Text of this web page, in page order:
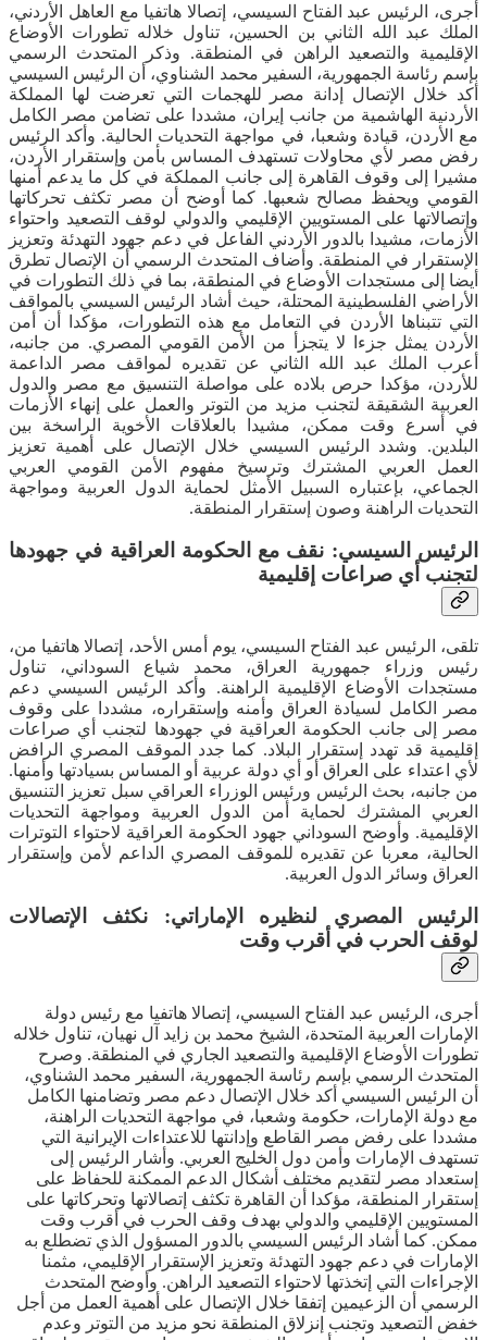
أجرى، الرئيس عبد الفتاح السيسي، إتصالا هاتفيا مع العاهل الأردني،
الملك عبد الله الثاني بن الحسين، تناول خلاله تطورات الأوضاع
الإقليمية والتصعيد الراهن في المنطقة. وذكر المتحدث الرسمي
بإسم رئاسة الجمهورية، السفير محمد الشناوي، أن الرئيس السيسي
أكد خلال الإتصال إدانة مصر للهجمات التي تعرضت لها المملكة
الأردنية الهاشمية من جانب إيران، مشددا على تضامن مصر الكامل
مع الأردن، قيادة وشعبا، في مواجهة التحديات الحالية. وأكد الرئيس
رفض مصر لأي محاولات تستهدف المساس بأمن وإستقرار الأردن،
مشيرا إلى وقوف القاهرة إلى جانب المملكة في كل ما يدعم أمنها
القومي ويحفظ مصالح شعبها. كما أوضح أن مصر تكثف تحركاتها
وإتصالاتها على المستويين الإقليمي والدولي لوقف التصعيد واحتواء
الأزمات، مشيدا بالدور الأردني الفاعل في دعم جهود التهدئة وتعزيز
الإستقرار في المنطقة. وأضاف المتحدث الرسمي أن الإتصال تطرق
أيضا إلى مستجدات الأوضاع في المنطقة، بما في ذلك التطورات في
الأراضي الفلسطينية المحتلة، حيث أشاد الرئيس السيسي بالمواقف
التي تتبناها الأردن في التعامل مع هذه التطورات، مؤكدا أن أمن
الأردن يمثل جزءا لا يتجزأ من الأمن القومي المصري. من جانبه،
أعرب الملك عبد الله الثاني عن تقديره لمواقف مصر الداعمة
للأردن، مؤكدا حرص بلاده على مواصلة التنسيق مع مصر والدول
العربية الشقيقة لتجنب مزيد من التوتر والعمل على إنهاء الأزمات
في أسرع وقت ممكن، مشيدا بالعلاقات الأخوية الراسخة بين
البلدين. وشدد الرئيس السيسي خلال الإتصال على أهمية تعزيز
العمل العربي المشترك وترسيخ مفهوم الأمن القومي العربي
الجماعي، بإعتباره السبيل الأمثل لحماية الدول العربية ومواجهة
التحديات الراهنة وصون إستقرار المنطقة.
الرئيس السيسي: نقف مع الحكومة العراقية في جهودها
لتجنب أي صراعات إقليمية
تلقى، الرئيس عبد الفتاح السيسي، يوم أمس الأحد، إتصالا هاتفيا من،
رئيس وزراء جمهورية العراق، محمد شياع السوداني، تناول
مستجدات الأوضاع الإقليمية الراهنة. وأكد الرئيس السيسي دعم
مصر الكامل لسيادة العراق وأمنه وإستقراره، مشددا على وقوف
مصر إلى جانب الحكومة العراقية في جهودها لتجنب أي صراعات
إقليمية قد تهدد إستقرار البلاد. كما جدد الموقف المصري الرافض
لأي اعتداء على العراق أو أي دولة عربية أو المساس بسيادتها وأمنها.
من جانبه، بحث الرئيس ورئيس الوزراء العراقي سبل تعزيز التنسيق
العربي المشترك لحماية أمن الدول العربية ومواجهة التحديات
الإقليمية. وأوضح السوداني جهود الحكومة العراقية لاحتواء التوترات
الحالية، معربا عن تقديره للموقف المصري الداعم لأمن وإستقرار
العراق وسائر الدول العربية.
الرئيس المصري لنظيره الإماراتي: نكثف الإتصالات
لوقف الحرب في أقرب وقت
أجرى، الرئيس عبد الفتاح السيسي، إتصالا هاتفيا مع رئيس دولة
الإمارات العربية المتحدة، الشيخ محمد بن زايد آل نهيان، تناول خلاله
تطورات الأوضاع الإقليمية والتصعيد الجاري في المنطقة. وصرح
المتحدث الرسمي بإسم رئاسة الجمهورية، السفير محمد الشناوي،
أن الرئيس السيسي أكد خلال الإتصال دعم مصر وتضامنها الكامل
مع دولة الإمارات، حكومة وشعبا، في مواجهة التحديات الراهنة،
مشددا على رفض مصر القاطع وإدانتها للاعتداءات الإيرانية التي
تستهدف الإمارات وأمن دول الخليج العربي. وأشار الرئيس إلى
إستعداد مصر لتقديم مختلف أشكال الدعم الممكنة للحفاظ على
إستقرار المنطقة، مؤكدا أن القاهرة تكثف إتصالاتها وتحركاتها على
المستويين الإقليمي والدولي بهدف وقف الحرب في أقرب وقت
ممكن. كما أشاد الرئيس السيسي بالدور المسؤول الذي تضطلع به
الإمارات في دعم جهود التهدئة وتعزيز الإستقرار الإقليمي، مثمنا
الإجراءات التي إتخذتها لاحتواء التصعيد الراهن. وأوضح المتحدث
الرسمي أن الزعيمين إتفقا خلال الإتصال على أهمية العمل من أجل
خفض التصعيد وتجنب إنزلاق المنطقة نحو مزيد من التوتر وعدم